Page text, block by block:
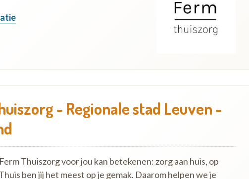
- Regionale stad Leuven -
Thuiszorg voor jou kan betekenen: zorg aan huis, op
ben jij het meest op je gemak. Daarom helpen we je